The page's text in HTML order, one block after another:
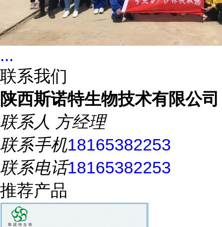
...
联系我们
陕西斯诺特生物技术有限公司
联系人 方经理
联系手机18165382253
联系电话18165382253
推荐产品